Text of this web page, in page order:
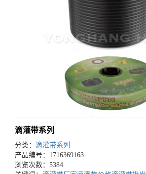
滴灌带系列
分类： 滴灌带系列
产品编号：1716369163
浏览次数：5384